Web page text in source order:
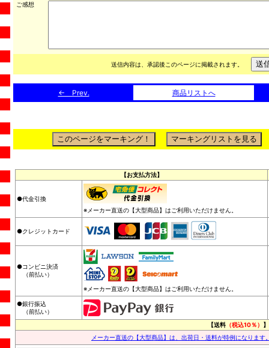
ご感想
送信内容は、承認後このページに掲載されます。
← Prev. 商品リストへ
【お支払方法】
●代金引換
※メーカー直送の【大型商品】はご利用いただけません。
●クレジットカード
●コンビニ決済
（前払い）
※メーカー直送の【大型商品】はご利用いただけません。
●銀行振込
（前払い）
【送料 （税込10％） 】
メーカー直送の【大型商品】は、出荷日・送料が特例になりま